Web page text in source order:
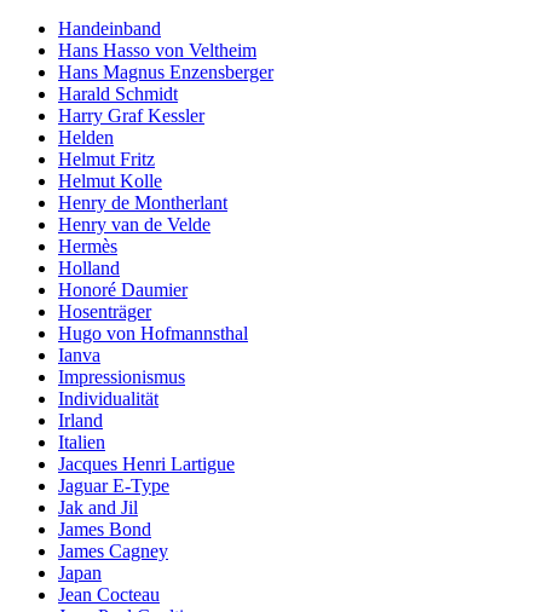
Handeinband
Hans Hasso von Veltheim
Hans Magnus Enzensberger
Harald Schmidt
Harry Graf Kessler
Helden
Helmut Fritz
Helmut Kolle
Henry de Montherlant
Henry van de Velde
Hermès
Holland
Honoré Daumier
Hosenträger
Hugo von Hofmannsthal
Ianva
Impressionismus
Individualität
Irland
Italien
Jacques Henri Lartigue
Jaguar E-Type
Jak and Jil
James Bond
James Cagney
Japan
Jean Cocteau